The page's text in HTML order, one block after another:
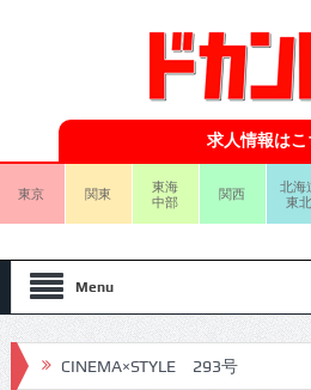
求人情報はこ
東京 関東
東海
中部
関西
北海
東北
Menu
CINEMA×STYLE 293号